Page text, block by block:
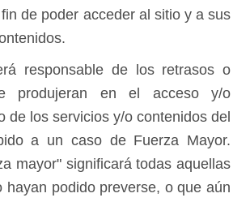
de poder acceder al sitio y a sus
responsable de los retrasos o
produjeran en el acceso y/o
de los servicios y/o contenidos del
a un caso de Fuerza Mayor.
mayor" significará todas aquellas
hayan podido preverse, o que aún